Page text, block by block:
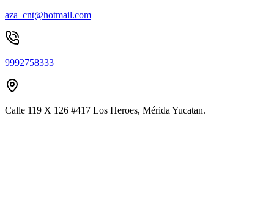
aza_cnt@hotmail.com
9992758333
Calle 119 X 126 #417 Los Heroes, Mérida Yucatan.